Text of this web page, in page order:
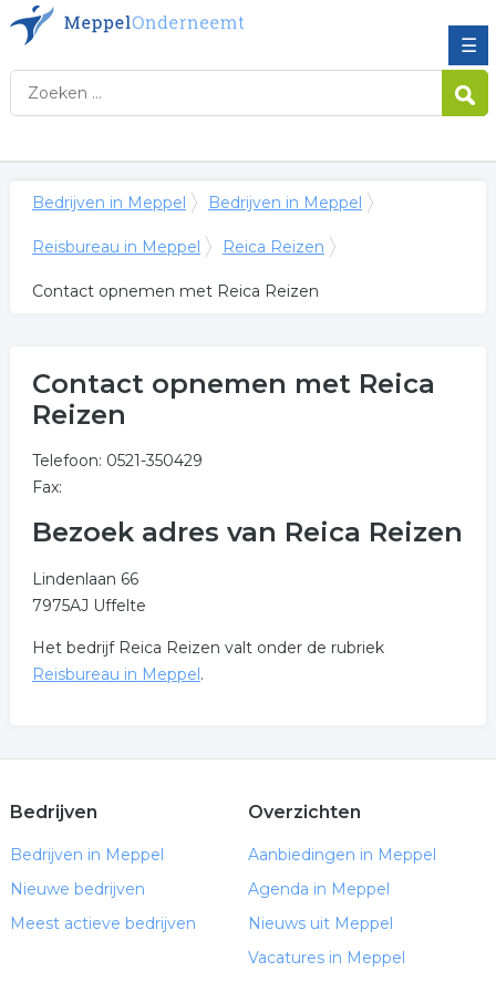
☰
Bedrijven in Meppel Bedrijven in Meppel
Reisbureau in Meppel Reica Reizen
Contact opnemen met Reica Reizen
Contact opnemen met Reica
Reizen
Telefoon: 0521-350429
Fax:
Bezoek adres van Reica Reizen
Lindenlaan 66
7975AJ Uffelte
Het bedrijf Reica Reizen valt onder de rubriek
Reisbureau in Meppel.
Bedrijven
Bedrijven in Meppel
Nieuwe bedrijven
Meest actieve bedrijven
Overzichten
Aanbiedingen in Meppel
Agenda in Meppel
Nieuws uit Meppel
Vacatures in Meppel